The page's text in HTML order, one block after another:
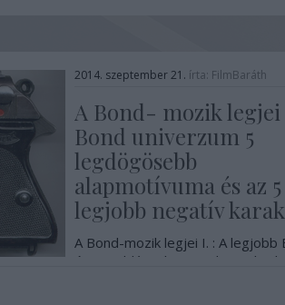
2014. szeptember 21. írta: FilmBaráth
A Bond- mozik legjei
Bond univerzum 5
legdögösebb
alapmotívuma és az 5
legjobb negatív
A Bond-mozik legjei I. : A legjobb
és Bond-lányok A Bond-moziknak